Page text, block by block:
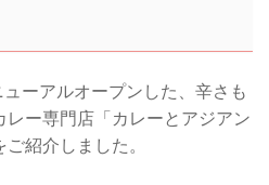
ーアルオープンした、辛さも
ー専門店「カレーとアジアン
紹介しました。